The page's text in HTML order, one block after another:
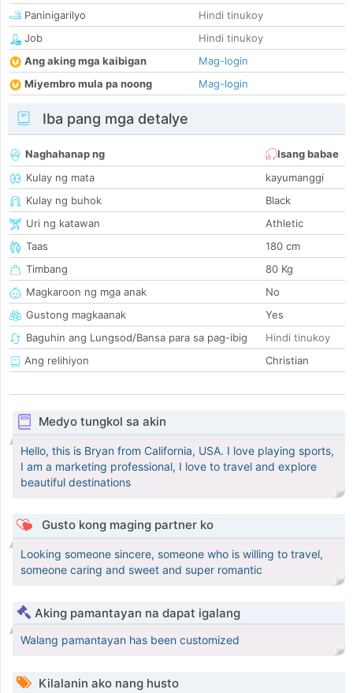
Paninigarilyo
Hindi tinukoy
Job
Hindi tinukoy
Ang aking mga kaibigan
Mag-login
Miyembro mula pa noong
Mag-login
Iba pang mga detalye
Naghahanap ng
Isang babae
Kulay ng mata
kayumanggi
Kulay ng buhok
Black
Uri ng katawan
Athletic
Taas
180 cm
Timbang
80 Kg
Magkaroon ng mga anak
No
Gustong magkaanak
Yes
Baguhin ang Lungsod/Bansa para sa pag-ibig
Hindi tinukoy
Ang relihiyon
Christian
Medyo tungkol sa akin
Hello, this is Bryan from California, USA. I love playing sports,
I am a marketing professional, I love to travel and explore
beautiful destinations
Gusto kong maging partner ko
Looking someone sincere, someone who is willing to travel,
someone caring and sweet and super romantic
Aking pamantayan na dapat igalang
Walang pamantayan has been customized
Kilalanin ako nang husto